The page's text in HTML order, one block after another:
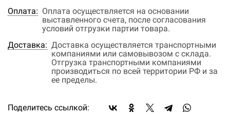
Оплата: Оплата осуществляется на основании
выставленного счета, после согласования
условий отгрузки партии товара.
Доставка: Доставка осуществляется транспортными
компаниями или самовывозом с склада.
Отгрузка транспортными компаниями
производиться по всей территории РФ и за
ее пределы.
Поделитесь ссылкой: